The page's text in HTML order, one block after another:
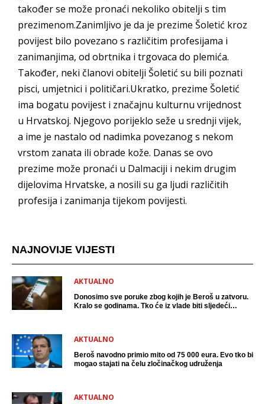
također se može pronaći nekoliko obitelji s tim
prezimenom.Zanimljivo je da je prezime Šoletić kroz
povijest bilo povezano s različitim profesijama i
zanimanjima, od obrtnika i trgovaca do plemića.
Također, neki članovi obitelji Šoletić su bili poznati
pisci, umjetnici i političari.Ukratko, prezime Šoletić
ima bogatu povijest i značajnu kulturnu vrijednost
u Hrvatskoj. Njegovo porijeklo seže u srednji vijek,
a ime je nastalo od nadimka povezanog s nekom
vrstom zanata ili obrade kože. Danas se ovo
prezime može pronaći u Dalmaciji i nekim drugim
dijelovima Hrvatske, a nosili su ga ljudi različitih
profesija i zanimanja tijekom povijesti.
NAJNOVIJE VIJESTI
AKTUALNO
Donosimo sve poruke zbog kojih je Beroš u zatvoru.
Kralo se godinama. Tko će iz vlade biti sljedeći
AKTUALNO
Beroš navodno primio mito od 75 000 eura. Evo tko bi
mogao stajati na čelu zločinačkog udruženja
AKTUALNO